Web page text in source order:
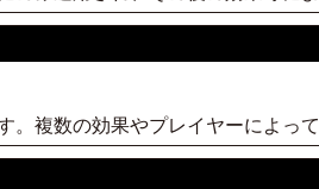
複数の効果やプレイヤーによって